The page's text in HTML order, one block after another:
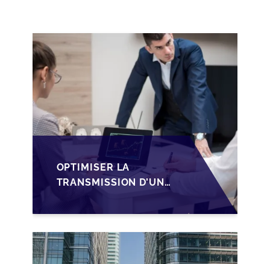
HOLDING SOPARFI
OPTIMISER LA
TRANSMISSION D’UNE
LUXEMBOURGEOISE
STRUCTURATION
SOPARFI